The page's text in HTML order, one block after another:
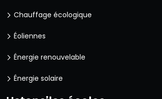
Chauffage écologique
Éoliennes
Énergie renouvelable
Énergie solaire